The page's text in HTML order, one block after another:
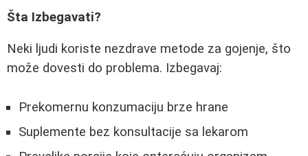
Šta Izbegavati?
Neki ljudi koriste nezdrave metode za gojenje, što
može dovesti do problema. Izbegavaj:
Prekomernu konzumaciju brze hrane
Suplemente bez konsultacije sa lekarom